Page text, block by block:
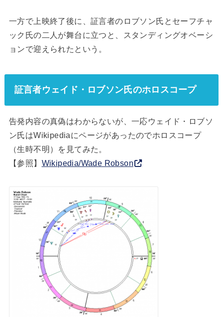
一方で上映終了後に、証言者のロブソン氏とセーフチャ
ック氏の二人が舞台に立つと、スタンディングオベーシ
ョンで迎えられたという。
証言者ウェイド・ロブソン氏のホロスコープ
告発内容の真偽はわからないが、一応ウェイド・ロブソ
ン氏はWikipediaにページがあったのでホロスコープ
（生時不明）を見てみた。
【参照】 Wikipedia/Wade Robson